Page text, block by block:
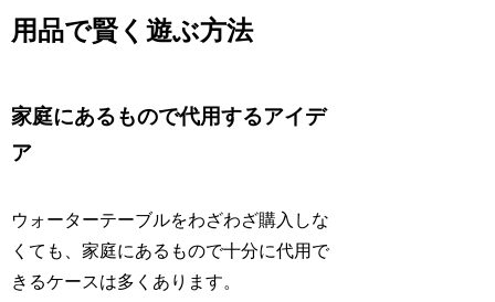
用品で賢く遊ぶ方法
家庭にあるもので代用するアイデ
ア
ウォーターテーブルをわざわざ購入しな
くても、家庭にあるもので十分に代用で
きるケースは多くあります。